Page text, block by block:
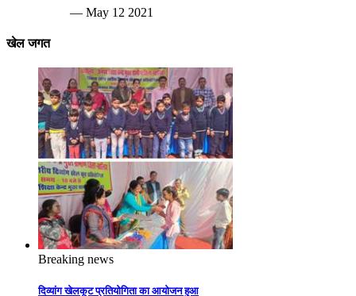
— May 12 2021
खेल जगत
Breaking news
दिव्यांग खेलकूट प्रतियोगिता का आयोजन हुआ